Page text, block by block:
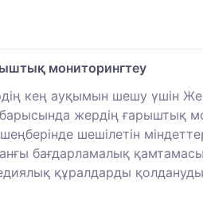
мониторингтеу
кең ауқымын шешу үшін
жердің ғарыштық
шешілетін
бағдарламалық
құралдарды